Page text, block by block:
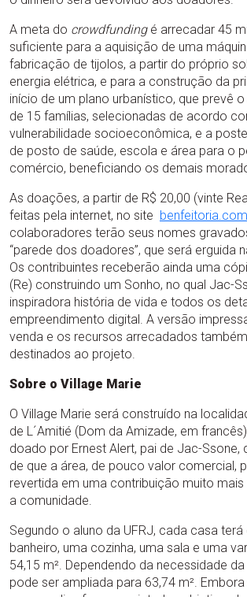
A meta do crowdfundingé arrecadar 45
suficiente para a aquisição de uma
fabricação de tijolos, a partir do próprio
energia elétrica, e para a construção da
início de um plano urbanístico, que prevê
de 15 famílias, selecionadas de acordo
vulnerabilidade socioeconômica, e a
de posto de saúde, escola e área para o
comércio, beneficiando os demais
As doações, a partir de R$ 20,00 (vinte
feitas pela internet, no site
colaboradores terão seus nomes
“parede dos doadores”, que será erguida
Os contribuintes receberão ainda uma
(Re) construindo um Sonho, no qual Jac-
inspiradora história de vida e todos os
empreendimento digital. A versão
venda e os recursos arrecadados
destinados ao projeto.
Sobre o Village Marie
O Village Marie será construído na
de L´Amitié (Dom da Amizade, em
doado por Ernest Alert, pai de Jac-Ssone,
de que a área, de pouco valor comercial,
revertida em uma contribuição muito
a comunidade.
Segundo o aluno da UFRJ, cada casa
banheiro, uma cozinha, uma sala e uma
54,15 m². Dependendo da necessidade
pode ser ampliada para 63,74 m².